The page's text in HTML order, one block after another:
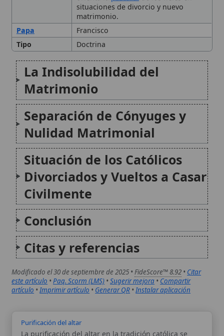
Situación de los Católicos
Divorciados y Vueltos a Casar
Civilmente
Conclusión
Citas y referencias
Modificado el 30 de septiembre de 2025 •FideScore™ 8.92•Citar
este artículo•Paq. Scorm (LMS) •Sugerir mejora•Compartir
artículo Imprimir artículo Instalar aplicación
Purificación del altar
La purificación del altar en la tradición católica se
refiere a los ritos y ceremonias destinados a limpiar y
santificar el altar, tanto en el contexto de la
celebración eucarística como en ocasiones especiales
como la dedicación de una iglesia...
Sabiduría de Salomón (libro deuterocanónico)
La Sabiduría de Salomón es uno de los escritos
en la Vulgata y en la Biblia católica. Atribuido
tradicionalmente al rey Salomón, su autoría real se
Autor:Comité editorial
editorial de Wikitólica. Las afirmaciones
del artículo están basadas y contrastadas